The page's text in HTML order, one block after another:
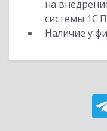
на
системы
Наличие у